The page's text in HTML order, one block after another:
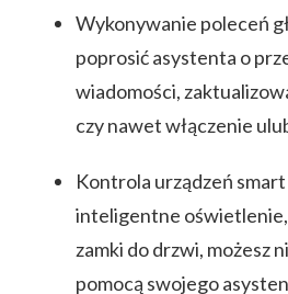
Wykonywanie poleceń
poprosić asystenta o
wiadomości,
czy nawet włączenie
Kontrola urządzeń smart
inteligentne
zamki do drzwi, możesz
pomocą swojego